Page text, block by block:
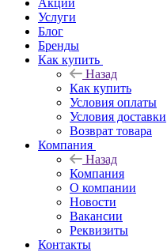
Акции
Услуги
Блог
Бренды
Как купить
Назад
Как купить
Условия оплаты
Условия доставки
Возврат товара
Компания
Назад
Компания
О компании
Новости
Вакансии
Реквизиты
Контакты